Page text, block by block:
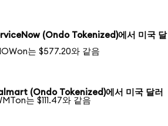
(Ondo Tokenized)에서 미국 달
는 $577.20와 같음
(Ondo Tokenized)에서 미국 달러
는 $111.47와 같음